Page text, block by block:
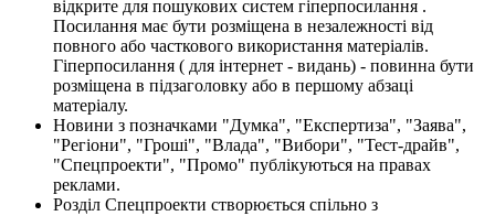
відкрите для пошукових систем гіперпосилання .
Посилання має бути розміщена в незалежності від
повного або часткового використання матеріалів.
Гіперпосилання ( для інтернет - видань) - повинна бути
розміщена в підзаголовку або в першому абзаці
матеріалу.
Новини з позначками "Думка", "Експертиза", "Заява",
"Регіони", "Гроші", "Влада", "Вибори", "Тест-драйв",
"Спецпроекти", "Промо" публікуються на правах
реклами.
Розділ Спецпроекти створюється спільно з